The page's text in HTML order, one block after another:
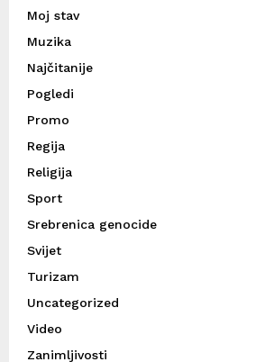
Moj stav
Muzika
Najčitanije
Pogledi
Promo
Regija
Religija
Sport
Srebrenica genocide
Svijet
Turizam
Uncategorized
Video
Zanimljivosti